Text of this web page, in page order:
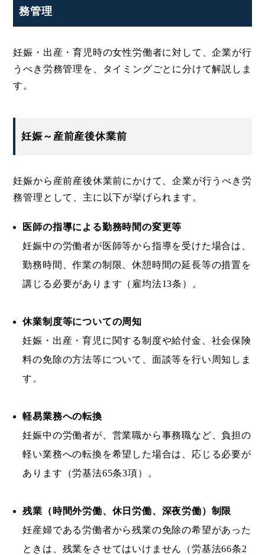
務管理
妊娠・出産・育児時の女性労働者に対して、企業が行
うべき労務管理を、タイミングごとに分けて解説しま
す。
妊娠～産前産後休業前
妊娠から産前産後休業前にかけて、企業が行うべき労
務管理として、主に以下が挙げられます。
医師の指導による勤務時間の変更等
妊娠中の労働者が医師等から指導を受けた場合は、
勤務時間、作業の制限、休憩時間の延長等の措置を
講じる必要があります（雇均法13条）。
休業制度等についての周知
妊娠・出産・育児に関する制度や給付金、社会保険
料の免除の方法等について、面談等を行い周知しま
す。
軽易業務への転換
妊娠中の労働者が、営業職から事務職など、負担の
軽い業務への転換を希望した場合は、応じる必要が
あります（労基法65条3項）。
残業（時間外労働、休日労働、深夜労働）制限
妊産婦である労働者から残業の免除の希望があった
ときは、残業をさせてはいけません（労基法66条2